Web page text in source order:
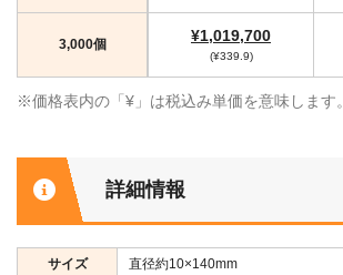
3,000個 ¥1,019,700
(¥339.9)
※価格表内の「¥」は税込み単価を意味します。
詳細情報
サイズ 直径約10×140mm